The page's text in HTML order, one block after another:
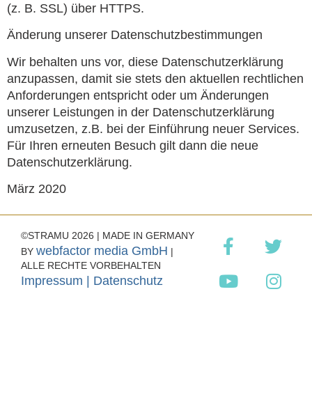
(z. B. SSL) über HTTPS.
Änderung unserer Datenschutzbestimmungen
Wir behalten uns vor, diese Datenschutzerklärung
anzupassen, damit sie stets den aktuellen rechtlichen
Anforderungen entspricht oder um Änderungen
unserer Leistungen in der Datenschutzerklärung
umzusetzen, z.B. bei der Einführung neuer Services.
Für Ihren erneuten Besuch gilt dann die neue
Datenschutzerklärung.
März 2020
©STRAMU 2026 | MADE IN GERMANY
BY webfactor media GmbH |
ALLE RECHTE VORBEHALTEN
Impressum | Datenschutz